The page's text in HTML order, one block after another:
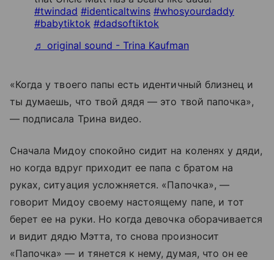
#twindad #identicaltwins #whosyourdaddy
#babytiktok #dadsoftiktok
♬ original sound - Trina Kaufman
«Когда у твоего папы есть идентичный близнец и
ты думаешь, что твой дядя — это твой папочка»,
— подписала Трина видео.
Сначала Мидоу спокойно сидит на коленях у дяди,
но когда вдруг приходит ее папа с братом на
руках, ситуация усложняется. «Папочка», —
говорит Мидоу своему настоящему папе, и тот
берет ее на руки. Но когда девочка оборачивается
и видит дядю Мэтта, то снова произносит
«Папочка» — и тянется к нему, думая, что он ее